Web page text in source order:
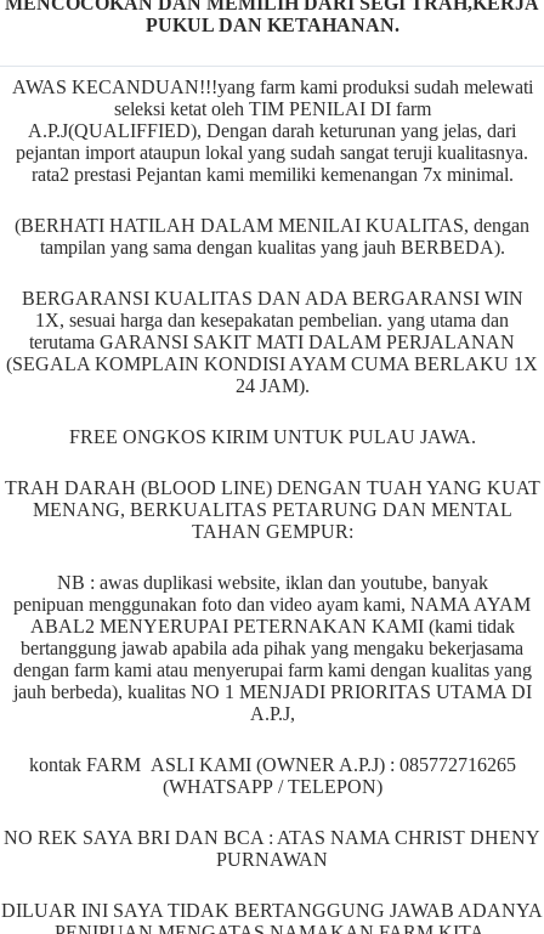
PUKUL DAN KETAHANAN.
AWAS KECANDUAN!!!yang farm kami produksi sudah melewati
seleksi ketat oleh TIM PENILAI DI farm
A.P.J(QUALIFFIED), Dengan darah keturunan yang jelas, dari
pejantan import ataupun lokal yang sudah sangat teruji kualitasnya.
rata2 prestasi Pejantan kami memiliki kemenangan 7x minimal.
(BERHATI HATILAH DALAM MENILAI KUALITAS, dengan
tampilan yang sama dengan kualitas yang jauh BERBEDA).
BERGARANSI KUALITAS DAN ADA BERGARANSI WIN
1X, sesuai harga dan kesepakatan pembelian. yang utama dan
terutama GARANSI SAKIT MATI DALAM PERJALANAN
(SEGALA KOMPLAIN KONDISI AYAM CUMA BERLAKU 1X
24 JAM).
FREE ONGKOS KIRIM UNTUK PULAU JAWA.
TRAH DARAH (BLOOD LINE) DENGAN TUAH YANG KUAT
MENANG, BERKUALITAS PETARUNG DAN MENTAL
TAHAN GEMPUR:
NB : awas duplikasi website, iklan dan youtube, banyak
penipuan menggunakan foto dan video ayam kami, NAMA AYAM
ABAL2 MENYERUPAI PETERNAKAN KAMI (kami tidak
bertanggung jawab apabila ada pihak yang mengaku bekerjasama
dengan farm kami atau menyerupai farm kami dengan kualitas yang
jauh berbeda), kualitas NO 1 MENJADI PRIORITAS UTAMA DI
A.P.J,
kontak FARM ASLI KAMI (OWNER A.P.J) : 085772716265
(WHATSAPP / TELEPON)
NO REK SAYA BRI DAN BCA : ATAS NAMA CHRIST DHENY
PURNAWAN
DILUAR INI SAYA TIDAK BERTANGGUNG JAWAB ADANYA